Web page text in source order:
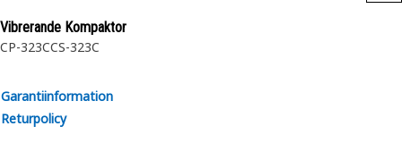
Vibrerande Kompaktor
CP-323CCS-323C
Garantiinformation
Returpolicy